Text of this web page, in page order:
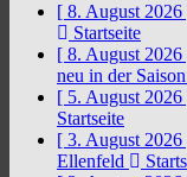
[ 8. August 2026
Startseite
[ 8. August 2026
neu in der
[ 5. August 2026
Startseite
[ 3. August 2026
Ellenfeld